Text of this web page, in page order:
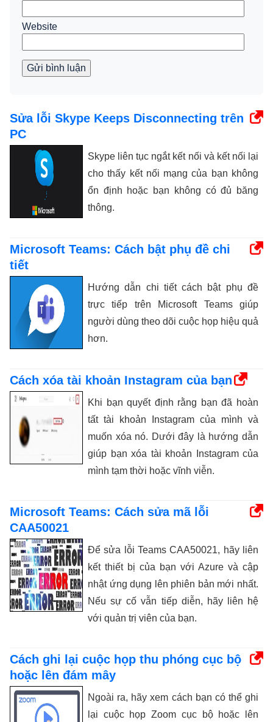
Website
Gửi bình luận
Sửa lỗi Skype Keeps Disconnecting trên
PC
Skype liên tục ngắt kết nối và kết nối lại
cho thấy kết nối mạng của bạn không
ổn định hoặc bạn không có đủ băng
thông.
Microsoft Teams: Cách bật phụ đề chi
tiết
Hướng dẫn chi tiết cách bật phụ đề
trực tiếp trên Microsoft Teams giúp
người dùng theo dõi cuộc họp hiệu quả
hơn.
Cách xóa tài khoản Instagram của bạn
Khi bạn quyết định rằng bạn đã hoàn
tất tài khoản Instagram của mình và
muốn xóa nó. Dưới đây là hướng dẫn
giúp bạn xóa tài khoản Instagram của
mình tạm thời hoặc vĩnh viễn.
Microsoft Teams: Cách sửa mã lỗi
CAA50021
Để sửa lỗi Teams CAA50021, hãy liên
kết thiết bị của bạn với Azure và cập
nhật ứng dụng lên phiên bản mới nhất.
Nếu sự cố vẫn tiếp diễn, hãy liên hệ
với quản trị viên của bạn.
Cách ghi lại cuộc họp thu phóng cục bộ
hoặc lên đám mây
Ngoài ra, hãy xem cách bạn có thể ghi
lại cuộc họp Zoom cục bộ hoặc lên